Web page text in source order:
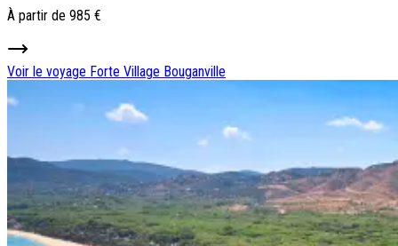
À partir de 985 €
Voir le voyage Forte Village Bouganville